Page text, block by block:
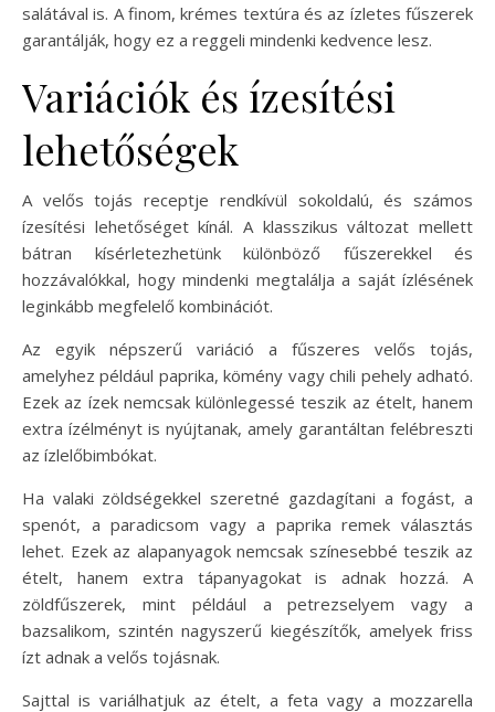
salátával is. A finom, krémes textúra és az ízletes fűszerek
garantálják, hogy ez a reggeli mindenki kedvence lesz.
Variációk és ízesítési
lehetőségek
A velős tojás receptje rendkívül sokoldalú, és számos
ízesítési lehetőséget kínál. A klasszikus változat mellett
bátran kísérletezhetünk különböző fűszerekkel és
hozzávalókkal, hogy mindenki megtalálja a saját ízlésének
leginkább megfelelő kombinációt.
Az egyik népszerű variáció a fűszeres velős tojás,
amelyhez például paprika, kömény vagy chili pehely adható.
Ezek az ízek nemcsak különlegessé teszik az ételt, hanem
extra ízélményt is nyújtanak, amely garantáltan felébreszti
az ízlelőbimbókat.
Ha valaki zöldségekkel szeretné gazdagítani a fogást, a
spenót, a paradicsom vagy a paprika remek választás
lehet. Ezek az alapanyagok nemcsak színesebbé teszik az
ételt, hanem extra tápanyagokat is adnak hozzá. A
zöldfűszerek, mint például a petrezselyem vagy a
bazsalikom, szintén nagyszerű kiegészítők, amelyek friss
ízt adnak a velős tojásnak.
Sajttal is variálhatjuk az ételt, a feta vagy a mozzarella